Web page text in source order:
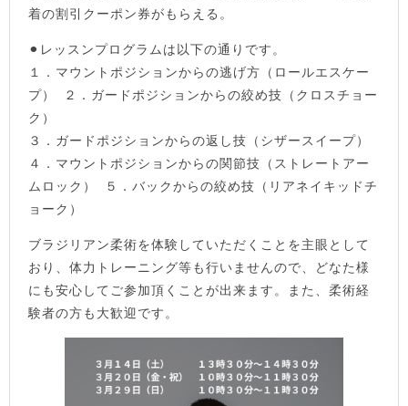
着の割引クーポン券がもらえる。
⚫︎︎レッスンプログラムは以下の通りです。
１．マウントポジションからの逃げ方（ロールエスケー
プ） ２．ガードポジションからの絞め技（クロスチョー
ク）
３．ガードポジションからの返し技（シザースイープ）
４．マウントポジションからの関節技（ストレートアー
ムロック） ５．バックからの絞め技（リアネイキッドチ
ョーク）
ブラジリアン柔術を体験していただくことを主眼として
おり、体力トレーニング等も行いませんので、どなた様
にも安心してご参加頂くことが出来ます。また、柔術経
験者の方も大歓迎です。